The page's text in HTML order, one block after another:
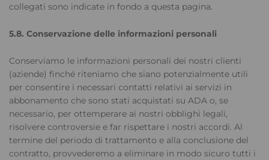
collegati sono indicate in fondo a questa pagina.
5.8. Conservazione delle informazioni personali
Conserviamo le informazioni personali dei nostri clienti
(aziende) finché riteniamo che siano potenzialmente utili
per consentire i necessari contatti relativi ai servizi in
abbonamento che sono stati acquistati su ADA o, se
necessario, per ottemperare ai nostri obblighi legali,
risolvere controversie e far rispettare i nostri accordi. Al
termine del periodo di trattamento e alla conclusione del
contratto, provvederemo a eliminare in modo sicuro tutti i